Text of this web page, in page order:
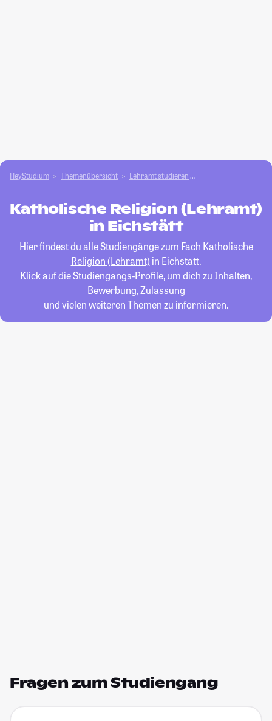
HeyStudium Themenübersicht Lehramt studieren
Katholische Religion (Lehramt)
in Eichstätt
Hier findest du alle Studiengänge zum Fach Katholische
Religion (Lehramt) in Eichstätt.
Klick auf die Studiengangs-Profile, um dich zu Inhalten,
Bewerbung, Zulassung
und vielen weiteren Themen zu informieren.
Fragen zum Studiengang